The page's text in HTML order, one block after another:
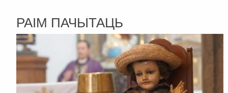
РАІМ ПАЧЫТАЦЬ